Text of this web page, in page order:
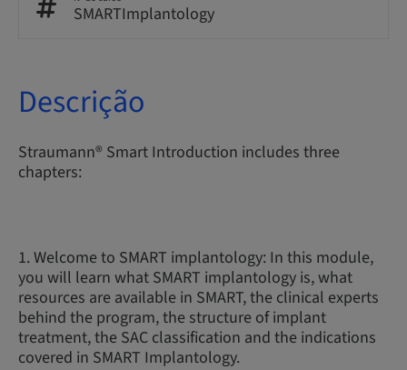
SMARTImplantology
Descrição
Straumann® Smart Introduction includes three
chapters:
1. Welcome to SMART implantology: In this module,
you will learn what SMART implantology is, what
resources are available in SMART, the clinical experts
behind the program, the structure of implant
treatment, the SAC classification and the indications
covered in SMART Implantology.